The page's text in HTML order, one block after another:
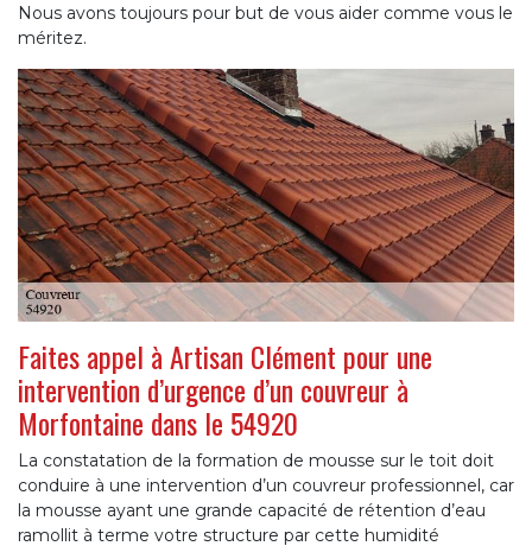
Nous avons toujours pour but de vous aider comme vous le
méritez.
Faites appel à Artisan Clément pour une
intervention d’urgence d’un couvreur à
Morfontaine dans le 54920
La constatation de la formation de mousse sur le toit doit
conduire à une intervention d’un couvreur professionnel, car
la mousse ayant une grande capacité de rétention d’eau
ramollit à terme votre structure par cette humidité